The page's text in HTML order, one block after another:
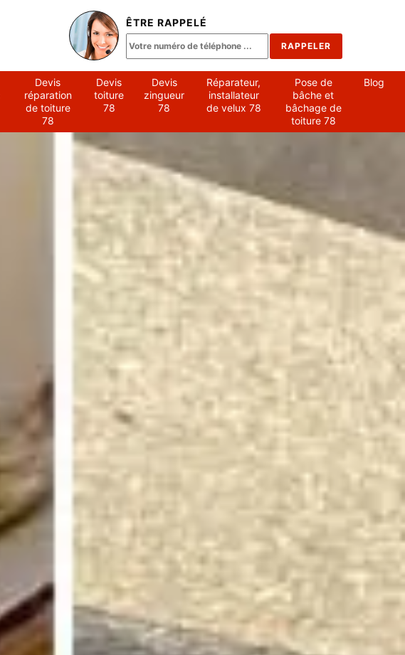
ÊTRE RAPPELÉ
Devis
réparation
de toiture
78
Devis
toiture
78
Devis
zingueur
78
Réparateur,
installateur
de velux 78
Pose de
bâche et
bâchage de
toiture 78
Blog